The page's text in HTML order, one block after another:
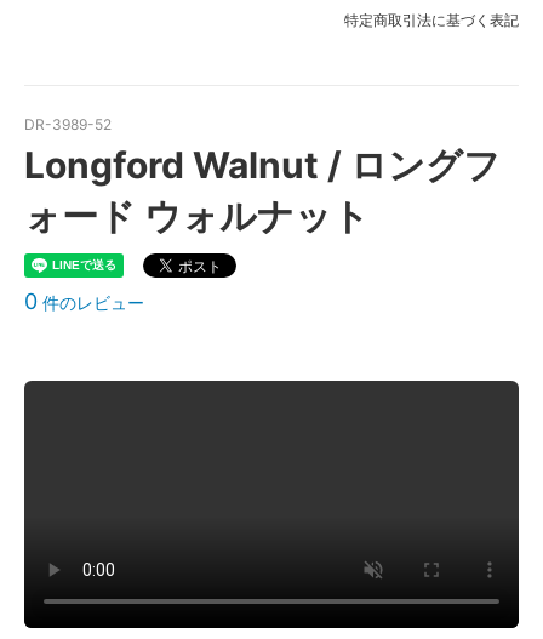
特定商取引法に基づく表記
DR-3989-52
Longford Walnut / ロングフ
ォード ウォルナット
0 件のレビュー